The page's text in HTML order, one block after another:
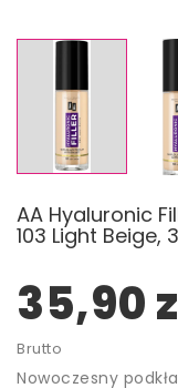
AA Hyaluronic
103 Light Beige,
35,90
Brutto
Nowoczesny